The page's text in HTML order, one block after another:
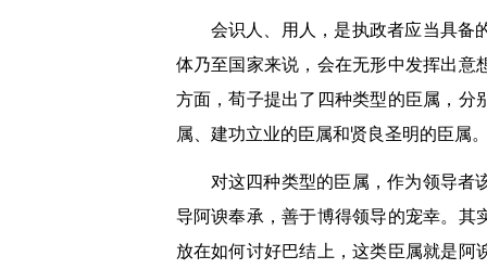
会识人、用人，是执政者应当具备
体乃至国家来说，会在无形中发挥出意
方面，荀子提出了四种类型的臣属，分
属、建功立业的臣属和贤良圣明的臣属
对这四种类型的臣属，作为领导者
导阿谀奉承，善于博得领导的宠幸。其
放在如何讨好巴结上，这类臣属就是